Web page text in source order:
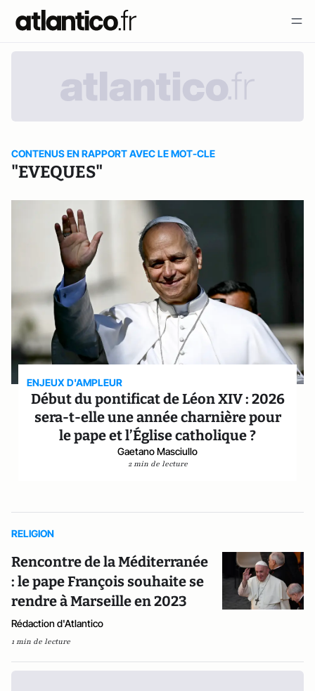
CONTENUS EN RAPPORT AVEC LE MOT-CLE
"EVEQUES"
ENJEUX D'AMPLEUR
Début du pontificat de Léon XIV : 2026
sera-t-elle une année charnière pour
le pape et l’Église catholique ?
Gaetano Masciullo
2 min de lecture
RELIGION
Rencontre de la Méditerranée
: le pape François souhaite se
rendre à Marseille en 2023
Rédaction d'Atlantico
1 min de lecture